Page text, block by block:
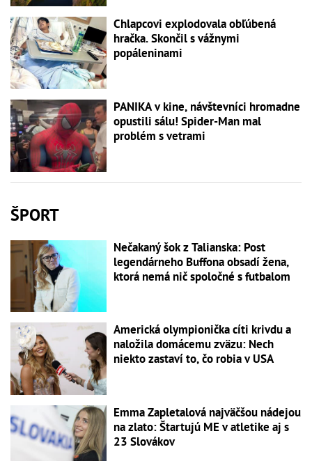
Chlapcovi explodovala obľúbená
hračka. Skončil s vážnymi
popáleninami
PANIKA v kine, návštevníci hromadne
opustili sálu! Spider-Man mal
problém s vetrami
ŠPORT
Nečakaný šok z Talianska: Post
legendárneho Buffona obsadí žena,
ktorá nemá nič spoločné s futbalom
Americká olympionička cíti krivdu a
naložila domácemu zväzu: Nech
niekto zastaví to, čo robia v USA
Emma Zapletalová najväčšou nádejou
na zlato: Štartujú ME v atletike aj s
23 Slovákov